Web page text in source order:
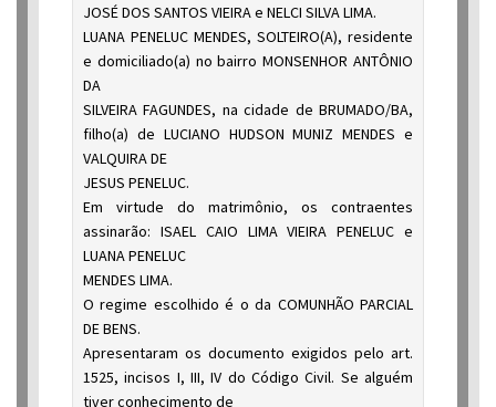
JOSÉ DOS SANTOS VIEIRA e NELCI SILVA LIMA.
LUANA PENELUC MENDES, SOLTEIRO(A), residente
e domiciliado(a) no bairro MONSENHOR ANTÔNIO
DA
SILVEIRA FAGUNDES, na cidade de BRUMADO/BA,
filho(a) de LUCIANO HUDSON MUNIZ MENDES e
VALQUIRA DE
JESUS PENELUC.
Em virtude do matrimônio, os contraentes
assinarão: ISAEL CAIO LIMA VIEIRA PENELUC e
LUANA PENELUC
MENDES LIMA.
O regime escolhido é o da COMUNHÃO PARCIAL
DE BENS.
Apresentaram os documento exigidos pelo art.
1525, incisos I, III, IV do Código Civil. Se alguém
tiver conhecimento de